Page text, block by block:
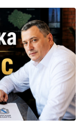
Главная
носит
цель -
Вторая цель -
Нельзя
вывод.